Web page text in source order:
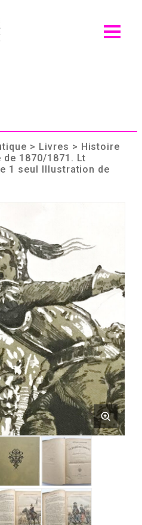
> Livres > Histoire
de 1870/1871. Lt
1 seul Illustration de